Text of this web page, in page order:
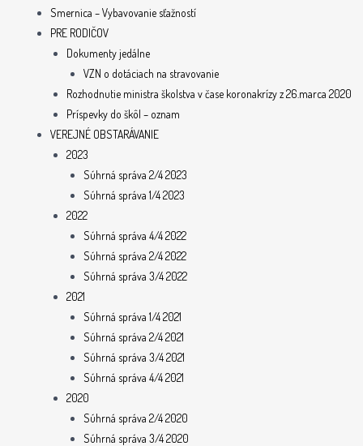
Smernica – Vybavovanie sťažností
PRE RODIČOV
Dokumenty jedálne
VZN o dotáciach na stravovanie
Rozhodnutie ministra školstva v čase koronakrízy z 26.marca 2020
Príspevky do škôl – oznam
VEREJNÉ OBSTARÁVANIE
2023
Súhrná správa 2/4 2023
Súhrná správa 1/4 2023
2022
Súhrná správa 4/4 2022
Súhrná správa 2/4 2022
Súhrná správa 3/4 2022
2021
Súhrná správa 1/4 2021
Súhrná správa 2/4 2021
Súhrná správa 3/4 2021
Súhrná správa 4/4 2021
2020
Súhrná správa 2/4 2020
Súhrná správa 3/4 2020